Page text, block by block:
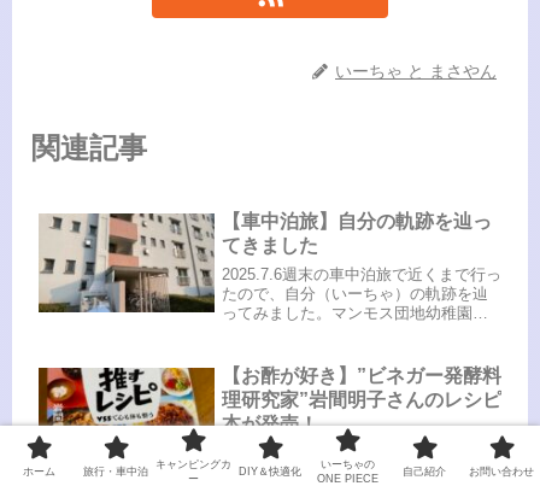
いーちゃ と まさやん
関連記事
【車中泊旅】自分の軌跡を辿っ
てきました
2025.7.6週末の車中泊旅で近くまで行っ
たので、自分（いーちゃ）の軌跡を辿
ってみました。マンモス団地幼稚園の
当時はまだ千葉市花見川という住所表
記でした。ここでよく友達...
【お酢が好き】”ビネガー発酵料
理研究家”岩間明子さんのレシピ
本が発売！
お酢は好きですか？昔から【お酢好
き】の私。待望の”ビネガー発酵料理研
ホーム 旅行・車中泊
キャンピングカ
ー
DIY＆快適化
いーちゃの
ONE PIECE
自己紹介 お問い合わせ